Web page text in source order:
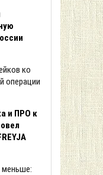
ко
операции
и ПРО к
меньше: